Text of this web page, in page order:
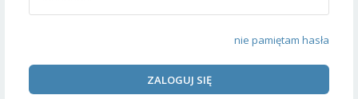
nie pamiętam hasła
ZALOGUJ SIĘ